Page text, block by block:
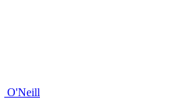
O'Neill